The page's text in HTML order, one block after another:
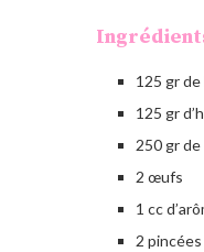
125 gr
125 gr
250 gr
2 œufs
1 cc
2